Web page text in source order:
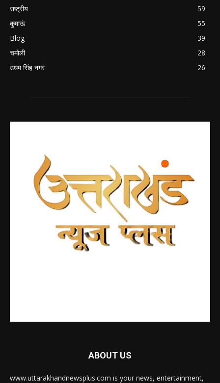
राष्ट्रीय
59
कुमाऊं
55
Blog
39
चमोली
28
उधम सिंह नगर
26
ABOUT US
www.uttarakhandnewsplus.com is your news, entertainment,